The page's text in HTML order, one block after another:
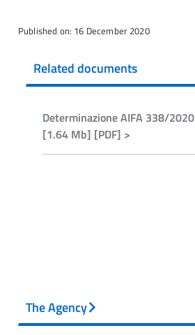
Published on: 16 December 2020
Related documents
Determinazione AIFA 338/2020
[1.64 Mb] [PDF] >
The Agency